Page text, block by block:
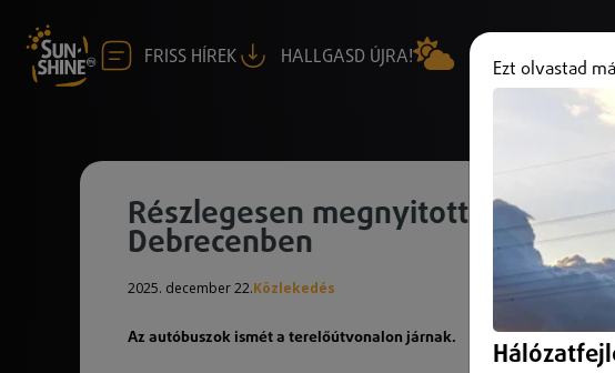
FRISS HÍREK HALLGASD ÚJRA!
Részlegesen megnyitották a
Debrecenben
2025. december 22.Közlekedés
Az autóbuszok ismét a terelőútvonalon járnak.
Ezt olvastad